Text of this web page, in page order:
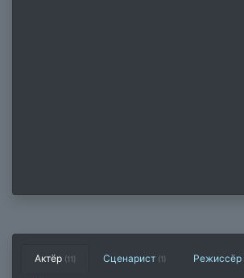
Актёр (11) Сценарист (1) Режиссёр